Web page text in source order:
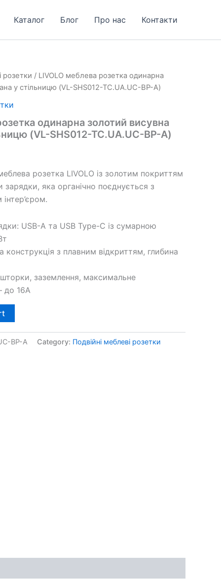
Каталог Блог Про нас Контакти
розетки / LIVOLO меблева розетка одинарна
у стільницю (VL-SHS012-TC.UA.UC-BP-A)
одинарна золотий висувна
(VL-SHS012-TC.UA.UC-BP-A)
розетка LIVOLO із золотим покриттям
яка органічно поєднується з
USB-A та USB Type-C із сумарною
з плавним відкриттям, глибина
заземлення, максимальне
до 16А
BP-A Category: Подвійні меблеві розетки